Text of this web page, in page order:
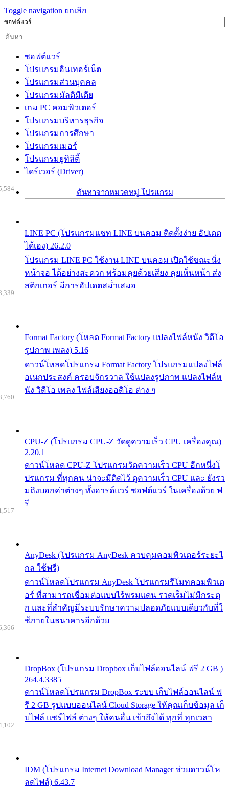
Toggle navigation ยกเลิก
ซอฟต์แวร์
ซอฟต์แวร์
โปรแกรมอินเทอร์เน็ต
โปรแกรมส่วนบุคคล
โปรแกรมมัลติมีเดีย
เกม PC คอมพิวเตอร์
โปรแกรมบริหารธุรกิจ
โปรแกรมการศึกษา
โปรแกรมเมอร์
โปรแกรมยูทิลิตี้
ไดร์เวอร์ (Driver)
ค้นหาจากหมวดหมู่ โปรแกรม
LINE PC (โปรแกรมแชท LINE บนคอม ติดตั้งง่าย อัปเดต
ได้เอง) 26.2.0
โปรแกรม LINE PC ใช้งาน LINE บนคอม เปิดใช้ขณะนั่ง
หน้าจอ ได้อย่างสะดวก พร้อมคุยด้วยเสียง คุยเห็นหน้า ส่ง
สติกเกอร์ มีการอัปเดตสม่ำเสมอ
Format Factory (โหลด Format Factory แปลงไฟล์หนัง วิดีโอ
รูปภาพ เพลง) 5.16
ดาวน์โหลดโปรแกรม Format Factory โปรแกรมแปลงไฟล์
อเนกประสงค์ ครอบจักรวาล ใช้แปลงรูปภาพ แปลงไฟล์ห
นัง วิดีโอ เพลง ไฟล์เสียงออดิโอ ต่าง ๆ
CPU-Z (โปรแกรม CPU-Z วัดดูความเร็ว CPU เครื่องคุณ)
2.20.1
ดาวน์โหลด CPU-Z โปรแกรมวัดความเร็ว CPU อีกหนึ่งโ
ปรแกรม ที่ทุกคน น่าจะมีติดไว้ ดูความเร็ว CPU และ ยังรว
มถึงบอกค่าต่างๆ ทั้งฮารด์แวร์ ซอฟต์แวร์ ในเครื่องด้วย ฟ
รี
AnyDesk (โปรแกรม AnyDesk ควบคุมคอมพิวเตอร์ระยะไ
กล ใช้ฟรี)
ดาวน์โหลดโปรแกรม AnyDesk โปรแกรมรีโมทคอมพิวเต
อร์ ที่สามารถเชื่อมต่อแบบไร้พรมแดน รวดเร็มไม่มีกระตุ
ก และที่สำคัญมีระบบรักษาความปลอดภัยแบบเดียวกับที่ใ
ช้ภายในธนาคารอีกด้วย
DropBox (โปรแกรม Dropbox เก็บไฟล์ออนไลน์ ฟรี 2 GB )
264.4.3385
ดาวน์โหลดโปรแกรม DropBox ระบบ เก็บไฟล์ออนไลน์ ฟ
รี 2 GB รูปแบบออนไลน์ Cloud Storage ให้คุณเก็บข้อมูล เก็
บไฟล์ แชร์ไฟล์ ต่างๆ ให้คนอื่น เข้าถึงได้ ทุกที่ ทุกเวลา
IDM (โปรแกรม Internet Download Manager ช่วยดาวน์โห
ลดไฟล์) 6.43.7